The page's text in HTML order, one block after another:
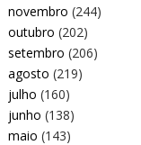
novembro (244)
outubro (202)
setembro (206)
agosto (219)
julho (160)
junho (138)
maio (143)